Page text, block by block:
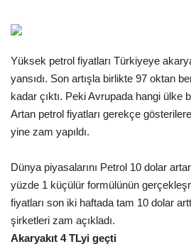
Spor
Gündem
Ekonomi
Galeriler
Yüksek petrol fiyatları Türkiyeye
yansıdı. Son artışla birlikte 97 oktan
kadar çıktı. Peki Avrupada hangi ülke
Artan petrol fiyatları gerekçe
yine zam yapıldı.
Dünya piyasalarını Petrol 10 dolar
yüzde 1 küçülür formülünün
fiyatları son iki haftada tam 10 dolar
şirketleri zam açıkladı.
Akaryakıt 4 TLyi geçti